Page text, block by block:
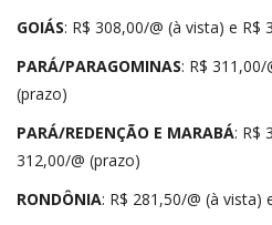
GOIÁS: R$ 308,00/@ (à vista) e R$
PARÁ/PARAGOMINAS: R$ 311,00/
(prazo)
PARÁ/REDENÇÃO E MARABÁ: R$
312,00/@ (prazo)
RONDÔNIA: R$ 281,50/@ (à vista)